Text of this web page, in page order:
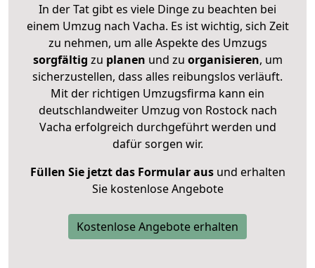
In der Tat gibt es viele Dinge zu beachten bei
einem Umzug nach Vacha. Es ist wichtig, sich Zeit
zu nehmen, um alle Aspekte des Umzugs
sorgfältig zu planen und zu organisieren, um
sicherzustellen, dass alles reibungslos verläuft.
Mit der richtigen Umzugsfirma kann ein
deutschlandweiter Umzug von Rostock nach
Vacha erfolgreich durchgeführt werden und
dafür sorgen wir.
Füllen Sie jetzt das Formular ausund erhalten
Sie kostenlose Angebote
Kostenlose Angebote erhalten